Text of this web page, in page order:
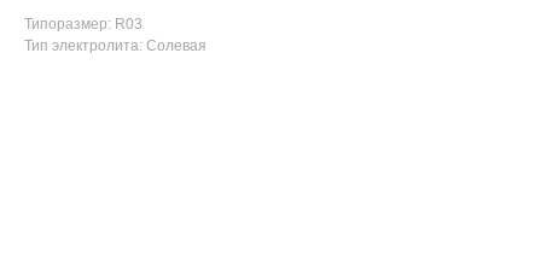
Типоразмер: R03
Тип электролита: Солевая